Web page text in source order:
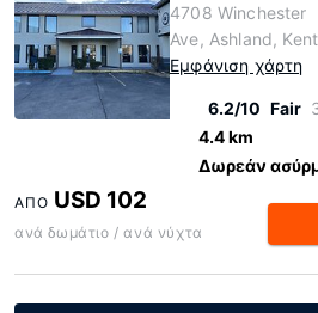
4708 Winchester
Ave, Ashland,
Εμφάνιση χάρτη
6.2/10 Fair
4.4 km
Δωρεάν
ΑΠΌ USD 102
ανά δωμάτιο / ανά νύχτα